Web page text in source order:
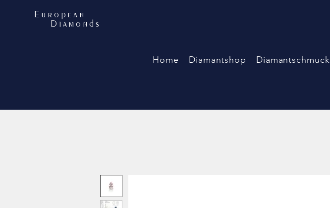
European
Diamonds
Home Diamantshop Diamantschmuck